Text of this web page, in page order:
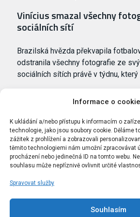
Informace o
K ukládání a/nebo přístupu k informacím o
technologie, jako jsou soubory cookie. Děláme
zážitek z prohlížení a zobrazovali
těmito technologiemi nám umožní zpracovávat
procházení nebo jedinečná ID na tomto webu.
souhlasu může nepříznivě ovlivnit určité
Spravovat služby
Souhlasím
Vinícius smazal všechny
sociálních sítí
Brazilská hvězda překvapila
odstranila všechny fotografie ze
sociálních sítích právě v týdnu,